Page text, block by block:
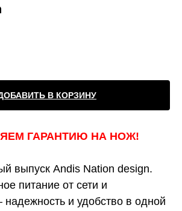
В КОРЗИНУ
ГАРАНТИЮ НА НОЖ!
выпуск Andis Nation design.
питание от сети и
надежность и удобство в одной